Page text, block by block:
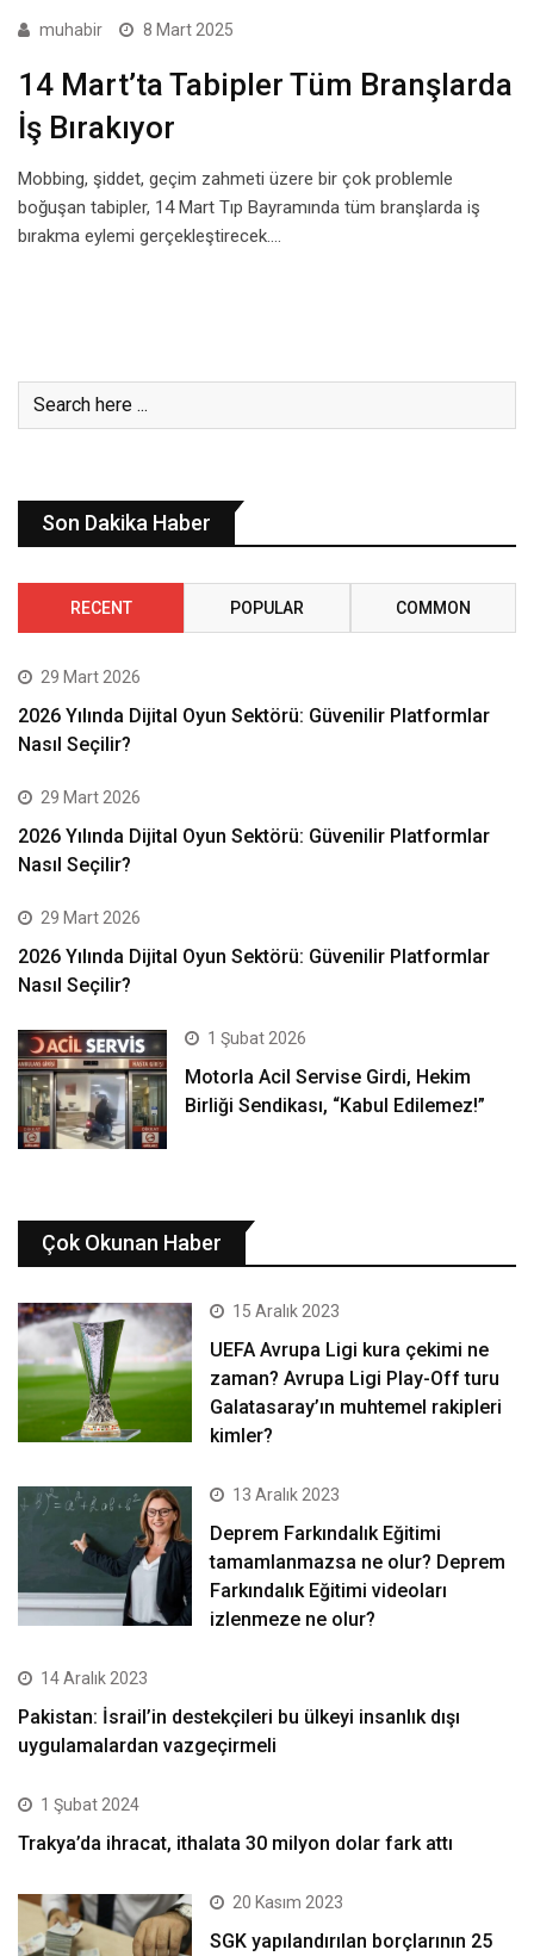
muhabir 8 Mart 2025
14 Mart’ta Tabipler Tüm Branşlarda
İş Bırakıyor
Mobbing, şiddet, geçim zahmeti üzere bir çok problemle
boğuşan tabipler, 14 Mart Tıp Bayramında tüm branşlarda iş
bırakma eylemi gerçekleştirecek.…
Son Dakika Haber
RECENT POPULAR COMMON
29 Mart 2026
2026 Yılında Dijital Oyun Sektörü: Güvenilir Platformlar
Nasıl Seçilir?
29 Mart 2026
2026 Yılında Dijital Oyun Sektörü: Güvenilir Platformlar
Nasıl Seçilir?
29 Mart 2026
2026 Yılında Dijital Oyun Sektörü: Güvenilir Platformlar
Nasıl Seçilir?
1 Şubat 2026
Motorla Acil Servise Girdi, Hekim
Birliği Sendikası, “Kabul Edilemez!”
Çok Okunan Haber
15 Aralık 2023
UEFA Avrupa Ligi kura çekimi ne
zaman? Avrupa Ligi Play-Off turu
Galatasaray’ın muhtemel rakipleri
kimler?
13 Aralık 2023
Deprem Farkındalık Eğitimi
tamamlanmazsa ne olur? Deprem
Farkındalık Eğitimi videoları
izlenmeze ne olur?
14 Aralık 2023
Pakistan: İsrail’in destekçileri bu ülkeyi insanlık dışı
uygulamalardan vazgeçirmeli
1 Şubat 2024
Trakya’da ihracat, ithalata 30 milyon dolar fark attı
20 Kasım 2023
SGK yapılandırılan borçlarının 25